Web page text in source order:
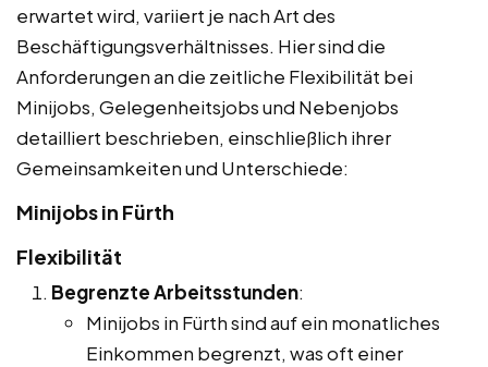
erwartet wird, variiert je nach Art des
Beschäftigungsverhältnisses. Hier sind die
Anforderungen an die zeitliche Flexibilität bei
Minijobs, Gelegenheitsjobs und Nebenjobs
detailliert beschrieben, einschließlich ihrer
Gemeinsamkeiten und Unterschiede:
Minijobs in Fürth
Flexibilität
Begrenzte Arbeitsstunden:
Minijobs in Fürth sind auf ein monatliches
Einkommen begrenzt, was oft einer